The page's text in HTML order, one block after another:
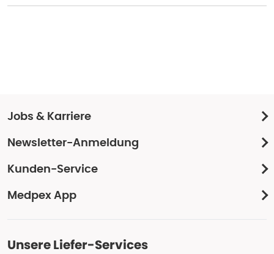
Jobs & Karriere
Newsletter-Anmeldung
Kunden-Service
Medpex App
Unsere Liefer-Services